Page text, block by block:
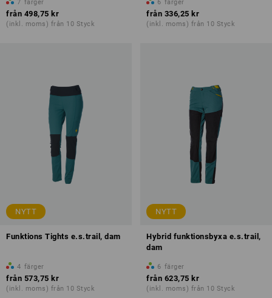
7 färger
från 498,75 kr
(inkl. moms) från 10 Styck
6 färger
från 336,25 kr
(inkl. moms) från 10 Styck
NYTT
Funktions Tights e.s.trail, dam
4 färger
från 573,75 kr
(inkl. moms) från 10 Styck
NYTT
Hybrid funktionsbyxa e.s.trail,
dam
6 färger
från 623,75 kr
(inkl. moms) från 10 Styck